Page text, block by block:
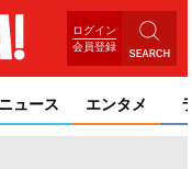
ログイン
会員登録
ニュース エンタメ